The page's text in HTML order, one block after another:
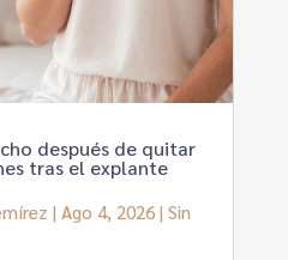
después de quitar
tras el explante
| Ago 4, 2026| Sin